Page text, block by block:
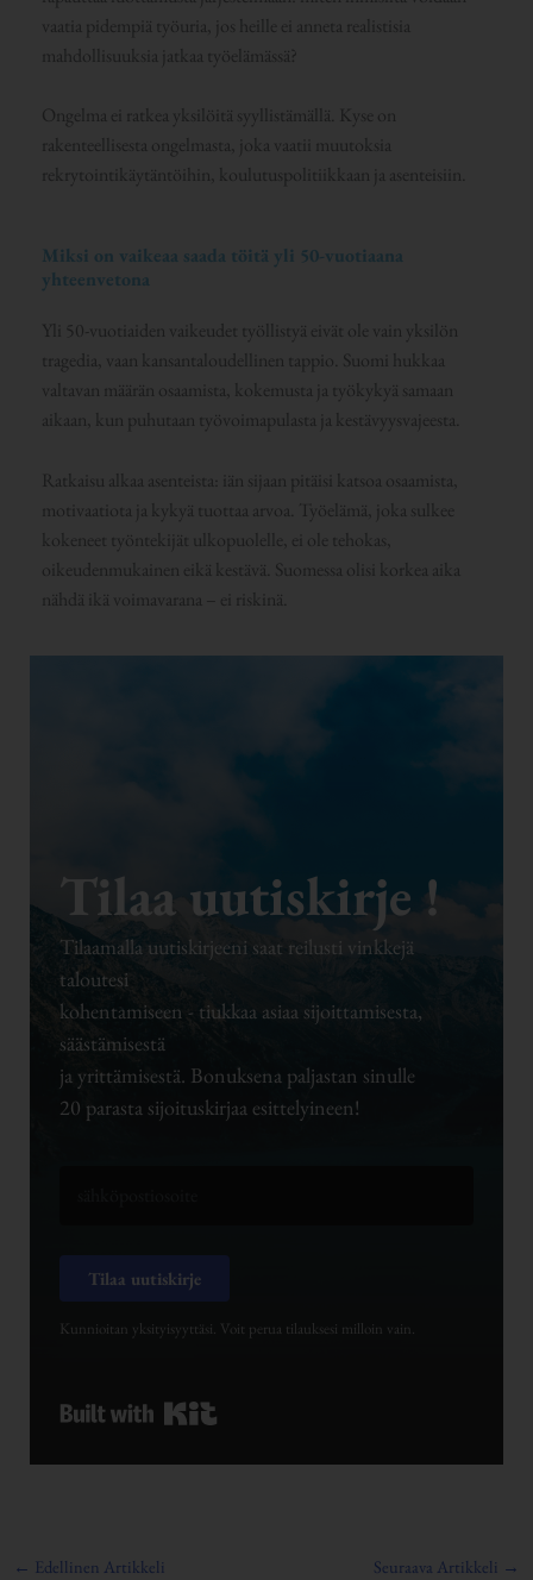
vaatia pidempiä työuria, jos heille ei anneta realistisia
mahdollisuuksia jatkaa työelämässä?
Ongelma ei ratkea yksilöitä syyllistämällä. Kyse on
rakenteellisesta ongelmasta, joka vaatii muutoksia
rekrytointikäytäntöihin, koulutuspolitiikkaan ja asenteisiin.
Miksi on vaikeaa saada töitä yli 50-vuotiaana
yhteenvetona
Yli 50-vuotiaiden vaikeudet työllistyä eivät ole vain yksilön
tragedia, vaan kansantaloudellinen tappio. Suomi hukkaa
valtavan määrän osaamista, kokemusta ja työkykyä samaan
aikaan, kun puhutaan työvoimapulasta ja kestävyysvajeesta.
Ratkaisu alkaa asenteista: iän sijaan pitäisi katsoa osaamista,
motivaatiota ja kykyä tuottaa arvoa. Työelämä, joka sulkee
kokeneet työntekijät ulkopuolelle, ei ole tehokas,
oikeudenmukainen eikä kestävä. Suomessa olisi korkea aika
nähdä ikä voimavarana – ei riskinä.
Tilaa uutiskirje !
Tilaamalla uutiskirjeeni saat reilusti vinkkejä
taloutesi
kohentamiseen - tiukkaa asiaa sijoittamisesta,
säästämisestä
ja yrittämisestä. Bonuksena paljastan sinulle
20 parasta sijoituskirjaa esittelyineen!
Tilaa uutiskirje
Kunnioitan yksityisyyttäsi. Voit perua tilauksesi milloin vain.
← Edellinen Artikkeli Seuraava Artikkeli →